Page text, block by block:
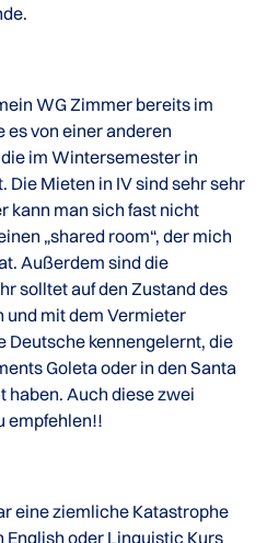
WG Zimmer bereits im
es von einer anderen
im Wintersemester in
Die Mieten in IV sind sehr sehr
kann man sich fast nicht
„shared room“, der mich
Außerdem sind die
solltet auf den Zustand des
mit dem Vermieter
Deutsche kennengelernt, die
Goleta oder in den Santa
haben. Auch diese zwei
empfehlen!!
eine ziemliche Katastrophe
English oder Linguistic Kurs